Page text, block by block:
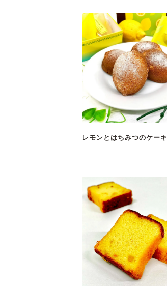
レモンとはちみつのケーキ